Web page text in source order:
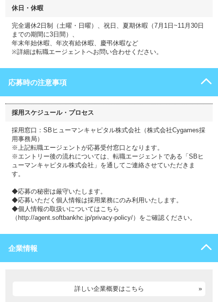
休日・休暇
完全週休2日制（土曜・日曜）、祝日、夏期休暇（7月1日~11月30日
までの期間に3日間）、
年末年始休暇、年次有給休暇、慶弔休暇など
※詳細は転職エージェントへお問い合わせください。
応募時の注意事項
採用スケジュール・プロセス
採用窓口：SBヒューマンキャピタル株式会社（株式会社Cygames採
用事務局）
※上記転職エージェントが応募受付窓口となります。
※エントリー後の流れについては、転職エージェントである「SBヒ
ューマンキャピタル株式会社」を通してご連絡させていただきま
す。
◆応募の秘密は厳守いたします。
◆応募いただく個人情報は採用業務にのみ利用いたします。
◆個人情報の取扱いについてはこちら
（http://agent.softbankhc.jp/privacy-policy/）をご確認ください。
企業情報
詳しい企業概要はこちら